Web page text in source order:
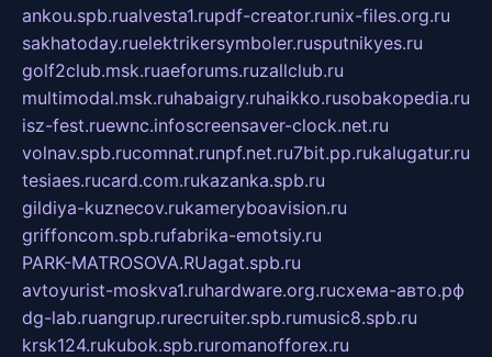
ankou.spb.rualvesta1.rupdf-creator.runix-files.org.ru
sakhatoday.ruelektrikersymboler.rusputnikyes.ru
golf2club.msk.ruaeforums.ruzallclub.ru
multimodal.msk.ruhabaigry.ruhaikko.rusobakopedia.ru
isz-fest.ruewnc.infoscreensaver-clock.net.ru
volnav.spb.rucomnat.runpf.net.ru7bit.pp.rukalugatur.ru
tesiaes.rucard.com.rukazanka.spb.ru
gildiya-kuznecov.rukameryboavision.ru
griffoncom.spb.rufabrika-emotsiy.ru
PARK-MATROSOVA.RUagat.spb.ru
avtoyurist-moskva1.ruhardware.org.ruсхема-авто.рф
dg-lab.ruangrup.rurecruiter.spb.rumusic8.spb.ru
krsk124.rukubok.spb.ruromanofforex.ru